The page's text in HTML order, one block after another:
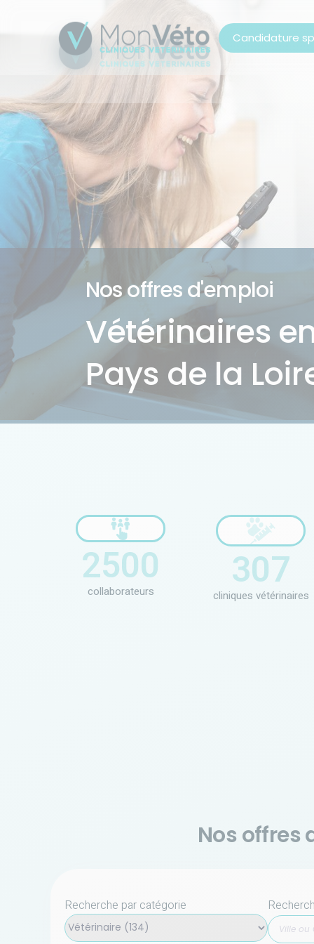
Candidature
Nos offres d'emploi
Vétérinaires
Pays de la
collaborateurs
2500
cliniques vétérinaires
307
Nos offres
Recherche par catégorie